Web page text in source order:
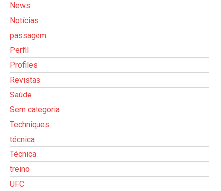
News
Notícias
passagem
Perfil
Profiles
Revistas
Saúde
Sem categoria
Techniques
técnica
Técnica
treino
UFC